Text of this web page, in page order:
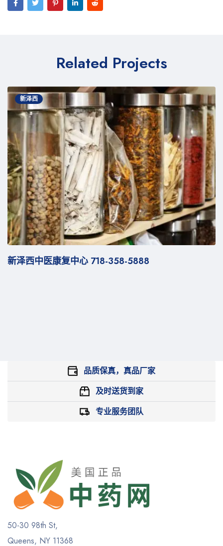
Related Projects
医康复中心 718-358-5888
新泽西
品质保真，真品厂家
及时送货到家
专业服务团队
50-30 98th St,
Queens, NY 11368